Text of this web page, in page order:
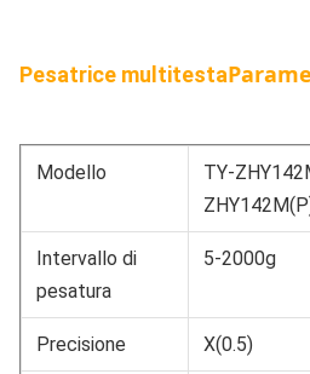
Pesatrice multitesta
Modello
TY-
Intervallo di
pesatura
5-2000g
Precisione X(0.5)